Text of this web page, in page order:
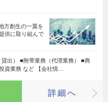
方創生の一翼を
供に取り組んで
貸出） ■附帯業務（代理業務） ■商
資業務 など 【会社情…
詳細へ